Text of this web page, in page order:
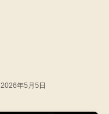
2026年5月5日